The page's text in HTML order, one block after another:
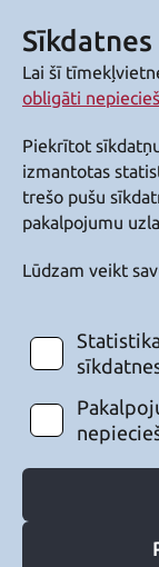
Sīkdatnes
Lai šī
obligāti
Piekrītot
izmantotas
trešo pušu
pakalpojumu
Lūdzam veikt